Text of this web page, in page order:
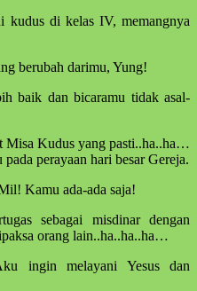
kudus di kelas IV, memangnya
berubah darimu, Yung!
baik dan bicaramu tidak asal-
Misa Kudus yang pasti..ha..ha…
perayaan hari besar Gereja.
Kamu ada-ada saja!
sebagai misdinar dengan
orang lain..ha..ha..ha…
ingin melayani Yesus dan